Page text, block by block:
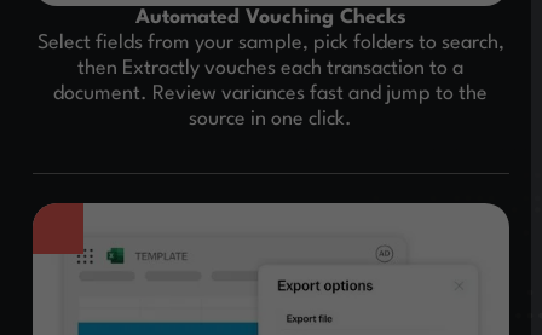
Automated Vouching Checks
Select fields from your sample, pick folders to search,
then Extractly vouches each transaction to a
document. Review variances fast and jump to the
source in one click.